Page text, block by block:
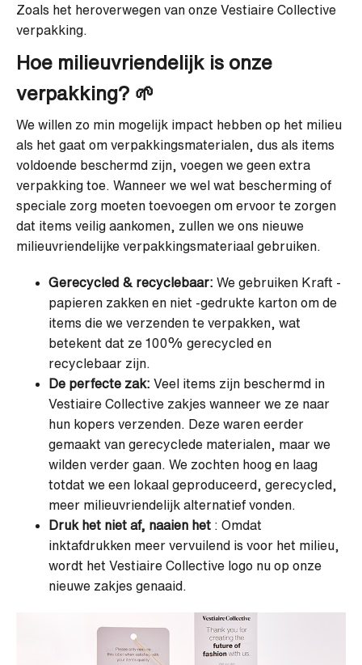
Zoals het heroverwegen van onze Vestiaire Collective
verpakking.
Hoe milieuvriendelijk is onze
verpakking? 🌱
We willen zo min mogelijk impact hebben op het milieu
als het gaat om verpakkingsmaterialen, dus als items
voldoende beschermd zijn, voegen we geen extra
verpakking toe. Wanneer we wel wat bescherming of
speciale zorg moeten toevoegen om ervoor te zorgen
dat items veilig aankomen, zullen we ons nieuwe
milieuvriendelijke verpakkingsmateriaal gebruiken.
Gerecycled & recyclebaar: We gebruiken Kraft -
papieren zakken en niet -gedrukte karton om de
items die we verzenden te verpakken, wat
betekent dat ze 100% gerecycled en
recyclebaar zijn.
De perfecte zak: Veel items zijn beschermd in
Vestiaire Collective zakjes wanneer we ze naar
hun kopers verzenden. Deze waren eerder
gemaakt van gerecyclede materialen, maar we
wilden verder gaan. We zochten hoog en laag
totdat we een lokaal geproduceerd, gerecycled,
meer milieuvriendelijk alternatief vonden.
Druk het niet af, naaien het : Omdat
inktafdrukken meer vervuilend is voor het milieu,
wordt het Vestiaire Collective logo nu op onze
nieuwe zakjes genaaid.